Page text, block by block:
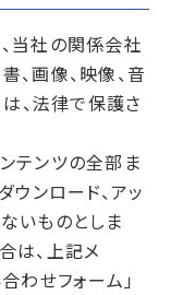
当社の関係会社
、画像、映像、音
は、法律で保護さ
テンツの全部ま
ウンロード、アッ
いものとしま
は、上記メ
わせフォーム」